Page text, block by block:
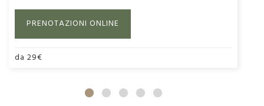
PRENOTAZIONI ONLINE
da 29€